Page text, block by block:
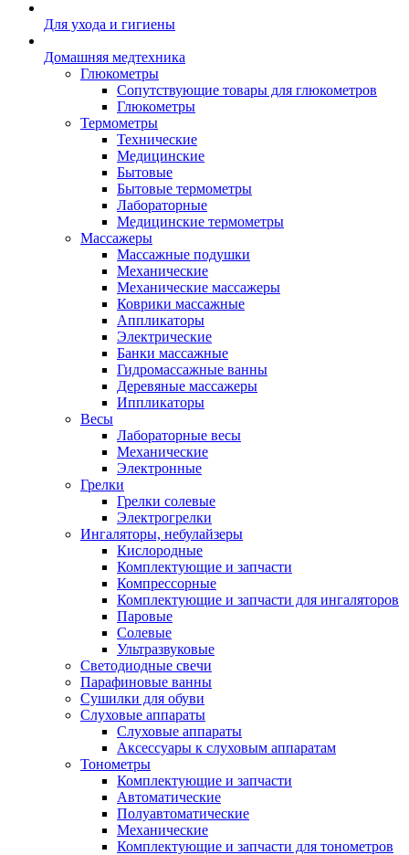
Для ухода и гигиены
Домашняя медтехника
Глюкометры
Сопутствующие товары для глюкометров
Глюкометры
Термометры
Технические
Медицинские
Бытовые
Бытовые термометры
Лабораторные
Медицинские термометры
Массажеры
Массажные подушки
Механические
Механические массажеры
Коврики массажные
Аппликаторы
Электрические
Банки массажные
Гидромассажные ванны
Деревяные массажеры
Иппликаторы
Весы
Лабораторные весы
Механические
Электронные
Грелки
Грелки солевые
Электрогрелки
Ингаляторы, небулайзеры
Кислородные
Комплектующие и запчасти
Компрессорные
Комплектующие и запчасти для ингаляторов
Паровые
Солевые
Ультразвуковые
Светодиодные свечи
Парафиновые ванны
Сушилки для обуви
Слуховые аппараты
Слуховые аппараты
Аксессуары к слуховым аппаратам
Тонометры
Комплектующие и запчасти
Автоматические
Полуавтоматические
Механические
Комплектующие и запчасти для тонометров